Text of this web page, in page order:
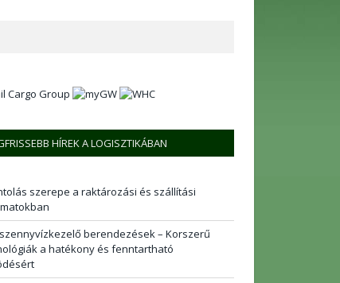
HÍREK A LOGISZTIKÁBAN
szerepe a raktározási és szállítási
berendezések – Korszerű
a hatékony és fenntartható